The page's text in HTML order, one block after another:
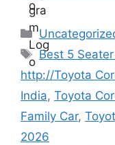
Categories
Tags
Best 5
http://Toyota
India, Toyota
Family Car,
2026